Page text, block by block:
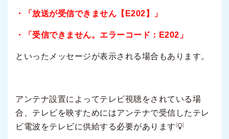
・「放送が受信できません【E202】」
・「受信できません。エラーコード：E202」
といったメッセージが表示される場合もあります。
アンテナ設置によってテレビ視聴をされている場
合、テレビを映すためにはアンテナで受信したテレ
ビ電波をテレビに供給する必要があります💡